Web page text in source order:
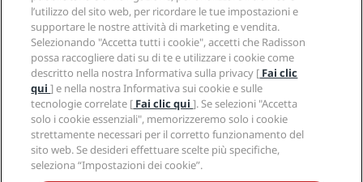
Destinazioni gettonate
Collegamenti rapidi
Agenti di viaggio
Aziendale
Note legali
l’utilizzo del sito web, per ricordare le tue impostazioni e
supportare le nostre attività di marketing e vendita.
Selezionando "Accetta tutti i cookie", accetti che Radisson
possa raccogliere dati su di te e utilizzare i cookie come
descritto nella nostra Informativa sulla privacy [ Fai clic
qui] e nella nostra Informativa sui cookie e sulle
tecnologie correlate [ Fai clic qui]. Se selezioni "Accetta
solo i cookie essenziali", memorizzeremo solo i cookie
strettamente necessari per il corretto funzionamento del
sito web. Se desideri effettuare scelte più specifiche,
seleziona “Impostazioni dei cookie”.